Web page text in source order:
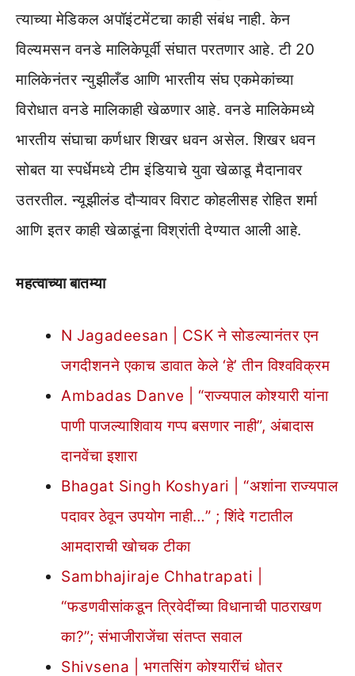
त्याच्या मेडिकल अपॉइंटमेंटचा काही संबंध नाही. केन
विल्यमसन वनडे मालिकेपूर्वी संघात परतणार आहे. टी 20
मालिकेनंतर न्युझीलँड आणि भारतीय संघ एकमेकांच्या
विरोधात वनडे मालिकाही खेळणार आहे. वनडे मालिकेमध्ये
भारतीय संघाचा कर्णधार शिखर धवन असेल. शिखर धवन
सोबत या स्पर्धेमध्ये टीम इंडियाचे युवा खेळाडू मैदानावर
उतरतील. न्यूझीलंड दौऱ्यावर विराट कोहलीसह रोहित शर्मा
आणि इतर काही खेळाडूंना विश्रांती देण्यात आली आहे.
महत्वाच्या बातम्या
N Jagadeesan | CSK ने सोडल्यानंतर एन
जगदीशनने एकाच डावात केले ‘हे’ तीन विश्वविक्रम
Ambadas Danve | “राज्यपाल कोश्यारी यांना
पाणी पाजल्याशिवाय गप्प बसणार नाही”, अंबादास
दानवेंचा इशारा
Bhagat Singh Koshyari | “अशांना राज्यपाल
पदावर ठेवून उपयोग नाही…” ; शिंदे गटातील
आमदाराची खोचक टीका
Sambhajiraje Chhatrapati |
“फडणवीसांकडून त्रिवेदींच्या विधानाची पाठराखण
का?”; संभाजीराजेंचा संतप्त सवाल
Shivsena | भगतसिंग कोश्यारींचं धोतर